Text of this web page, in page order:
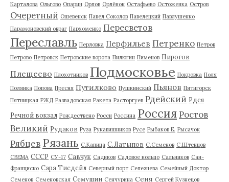
Карталова Ольгово Опарин Орлов Орлёнок Остафьево Остоженка Остров
Очеретный Ошевенск Павел Соколов Павелецкий Павлушенко
Парамоновский овраг Пархоменко Пересветов
Переславль Перловка Перфильев Петренко Петров
Петрово Петровск Петровские ворота Пилюгин Пименов Пирогов
Плещеево Плохотников Подмосковье Покровка Поля
Полянка Попова Пресня Путилково Пушкинский Пьянов Пятигорск
Пятницкая РЖД Развадовская Ракета Расторгуев Рдейский Рдея
Речной вокзал Рождествено Росси Россина Россия Ростов
Великий Рудаков Руза Рукавишников Русе Рыбаков Е. Рысачок
Рябцев Рязань С.Капица С.Латыпов С.Семенов С.Штенцов
СВЕМА СССР СУ-17 Савчук Садиков Садовое кольцо Сальников Сан-
Франциско Сара Тисдейл Северный порт Селезнева Семейный Доктор
Семенов Семеновская Семушин Сенчурина Сеня Сергей Кузнецов